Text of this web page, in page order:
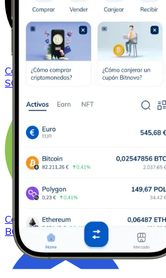
ComprarSolana
con transferencia
SOL
ComprarBitcoin Cashcon
BCH